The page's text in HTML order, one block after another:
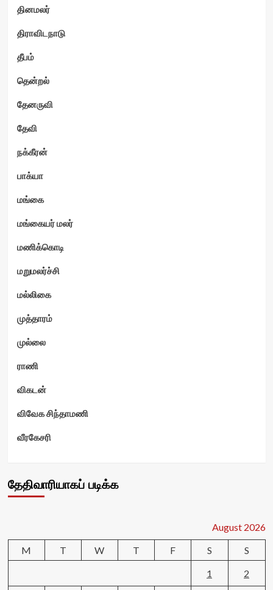
தினமலர்
திராவிடநாடு
தீபம்
தென்றல்
தேனருவி
தேவி
நக்கீரன்
பாக்யா
மங்கை
மங்கையர் மலர்
மணிக்கொடி
மறுமலர்ச்சி
மல்லிகை
முத்தாரம்
முல்லை
ராணி
விகடன்
விவேக சிந்தாமணி
வீரகேசரி
தேதிவாரியாகப் படிக்க
August 2026
M
T W T F S
S
1
2